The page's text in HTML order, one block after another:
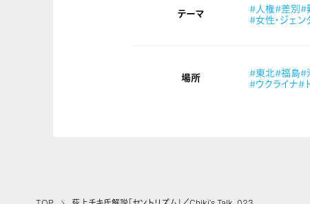
テーマ #人権#差別#
#女性・ジェン
場所 #東北#福島#
#ウクライナ#